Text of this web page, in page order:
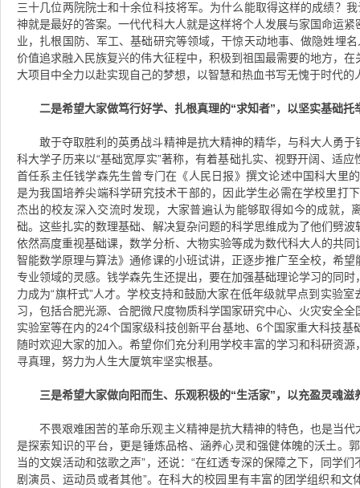
三十几位两院院士和十余位科技将军。为什么能取得这样的成绩？
神就是最好的答案。一代代科大人就是这样将个人发展与家国命运
业，扎根国防、军工、基础研究等领域，干惊天动地事、做隐姓埋
价值追求融入民族复兴的伟大征程中，积极到祖国最需要的地方，
大项目中全力以赴实现自己的梦想，以智慧和热血书写无愧于时代的
二是希望大家做笃行好学、扎根真理的“求知者”，以坚实基础托
敢于夺取胜利的英勇战斗精神是抗大精神的精华，与科大人勇
科大学子历来以“基础宽厚实”著称，有着基础扎实、视野开阔、适
首任系主任钱学森先生曾专门在《人民日报》撰文论述中国科大里
是为我国培养尖端科学研究技术干部的，因此学生必需在学校里打
杰出的校友深入交流时发现，大家普遍认为能够取得如今的成就，
础。这些扎实的数理基础、解决复杂问题的科学思维成为了他们劈
依然高度重视基础课，数学分析、大物实验等成为数代科大人的共
智能数学原理与算法》通修课的小班试讲，正逐步推广至全校，希
专业领域的灵感。钱学森先生还提出，要在加强基础理论学习的同
力成为“旗杆式”人才。学校支持和鼓励大家在低年级就早点到实验
习，包括合肥光源、合肥微尺度物质科学国家研究中心、火灾安全
实验室等在内的24个国家级科技创新平台基地、6个国家重大科技
随时欢迎大家的加入。希望你们充分利用学校丰富的学习和科研资
寻真理，努力为人生大厦筑牢坚实根基。
三是希望大家做向阳而生、乐观积极的“生活家”，以充盈灵魂滋
不畏艰难困苦的革命乐观主义精神是抗大精神的特色，也是当
是探索知识的平台，更是锤炼品格、涵养心灵和强健体魄的沃土。
当的文娱活动和弦歌之声”，还说：“在红透专深的保障之下，同学
剧演员、运动员或者其他”。在科大的校园里有丰富的团学组织和